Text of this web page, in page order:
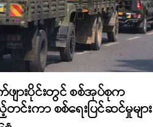
ဖျားပိုင်းတွင် စစ်အုပ်စုက
င်းကာ စစ်ရေးပြင်ဆင်မှုများ